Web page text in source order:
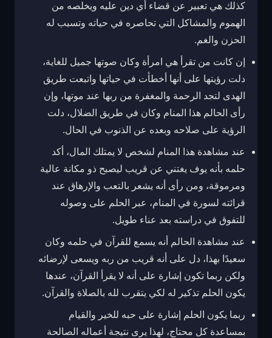
كذلك هي تعبير عن قضاء أي دين عليه ويخلصه من
الهموم والمشاكل التي تحاصره في حياته وتسبب له
الحزن والغم.
إن كانت من تقرأ هي امرأة وكان صوتها جميل للغاية،
دلت رؤيتها على أنها أخطأت في حياتها واتبعت طريق
الهدى لتجد الرحمة والمغفرة من ربها عند موتها، وإن
رأى الحالم هذا المنام وكان في طريق الضلال، دلت
الرؤية على صلاحه وبعده عن الذنوب في الحال.
عند مشاهدة هذا المنام لشخص لا يمتلك المال، أكد
حلمه بأنه يوف يغتني عن قريب ليصبح ذو مكانة عالية
ومرموقة، ومن رأى أنه يشعر بالتعب والإرهاق عند
قرائته لسورة في المنام، عبر الحلم على وصوله
للتفوق في دراسته بعد عناء طويل.
عند مشاهدة الحالم أنه يسمع للقرآن في حلمه وكان
سعيدًا بهذا، دل على أنه قريب من ربه ويسعى لإرضائه
ولكن ربما تكون إشارة على أنه لا يقرأ القرآن، عندها
يكون الحلم تذكير له لكي يتقرب لله بالصلاة والقرآن.
ربما يكون الحلم إشارة على حبه للخير والقيام
بمساعدة كل محتاج، لهذا يرى نتيجة أعماله الصالحة